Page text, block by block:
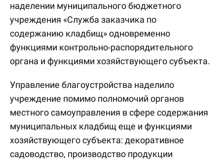
наделении муниципального бюджетного
учреждения «Служба заказчика по
содержанию кладбищ» одновременно
функциями контрольно-распорядительного
органа и функциями хозяйствующего субъекта.
Управление благоустройства наделило
учреждение помимо полномочий органов
местного самоуправления в сфере содержания
муниципальных кладбищ еще и функциями
хозяйствующего субъекта: декоративное
садоводство, производство продукции